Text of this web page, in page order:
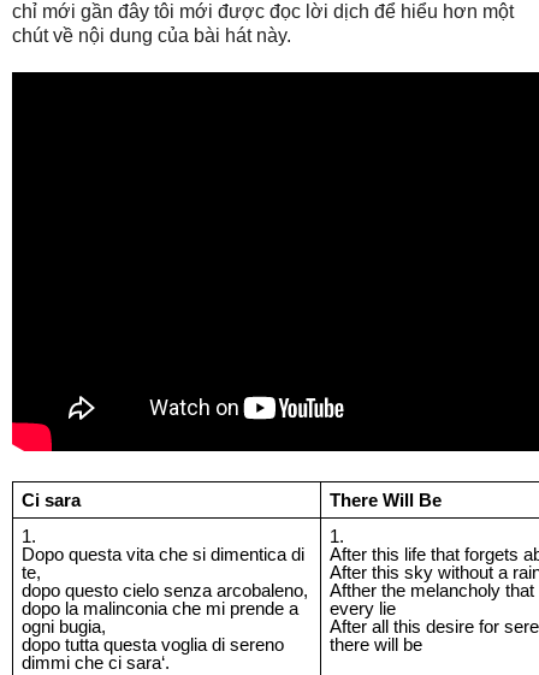
chỉ mới gần đây tôi mới được đọc lời dịch để hiểu hơn một
chút về nội dung của bài hát này.
Ci sara
There Will Be
1.
Dopo questa vita che si dimentica di
te,
dopo questo cielo senza arcobaleno,
dopo la malinconia che mi prende a
ogni bugia,
dopo tutta questa voglia di sereno
dimmi che ci sara‘.
1.
After this life that forgets
After this sky without a
Afther the melancholy
every lie
After all this desire for
there will be